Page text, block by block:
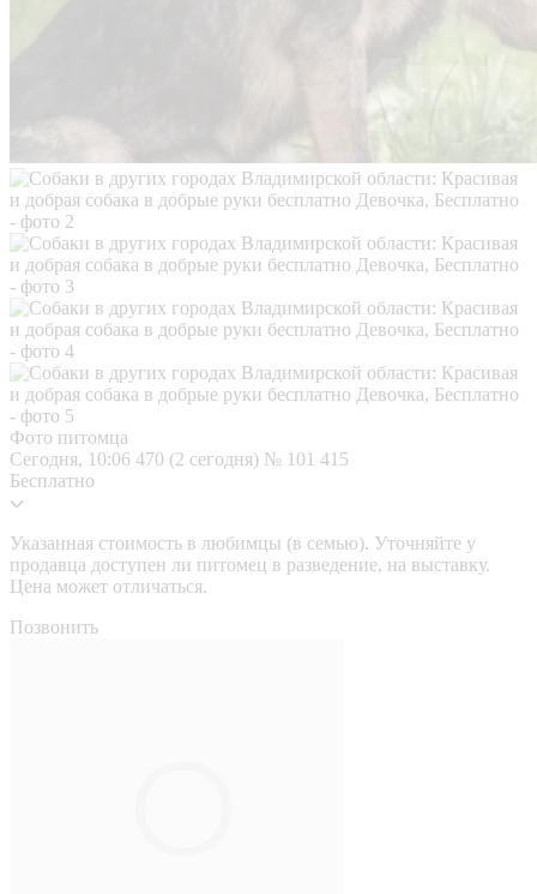
Фото питомца
Сегодня, 10:06 470 (2 сегодня) № 101 415
Бесплатно
Указанная стоимость в любимцы (в семью). Уточняйте у
продавца доступен ли питомец в разведение, на выставку.
Цена может отличаться.
Позвонить